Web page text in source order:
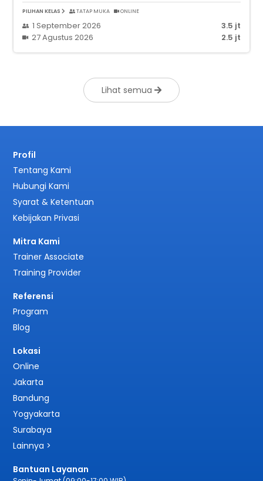
PILIHAN KELAS TATAP MUKA ONLINE
1 September 2026
3.5 jt
27 Agustus 2026
2.5 jt
Lihat semua
Profil
Tentang Kami
Hubungi Kami
Syarat & Ketentuan
Kebijakan Privasi
Mitra Kami
Trainer Associate
Training Provider
Referensi
Program
Blog
Lokasi
Online
Jakarta
Bandung
Yogyakarta
Surabaya
Lainnya >
Bantuan Layanan